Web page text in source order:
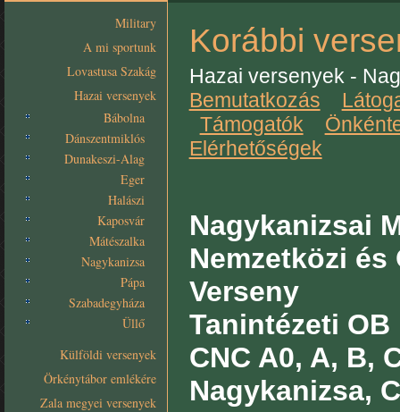
Military
A mi sportunk
Lovastusa Szakág
Hazai versenyek
Bábolna
Dánszentmiklós
Dunakeszi-Alag
Eger
Halászi
Kaposvár
Mátészalka
Nagykanizsa
Pápa
Szabadegyháza
Üllő
Külföldi versenyek
Örkénytábor emlékére
Zala megyei versenyek
Korábbi
Hazai versenyek -
Bemutatkozás
Támogatók
Elérhetőségek
Nagykanizsai
Nemzetközi
Verseny
Tanintézeti OB
CNC A0, A, B,
Nagykanizsa,